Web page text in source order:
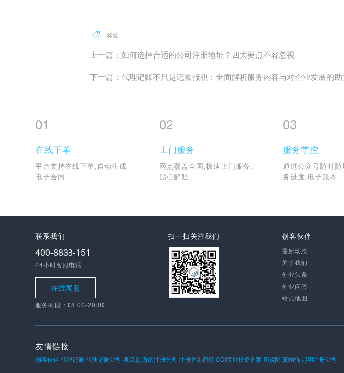
标签：
上一篇：如何选择合适的公司注册地址？四大要点不容忽视
下一篇：代理记账不只是记账报税：全面解析服务内容与对企业发展的助
01
在线下单
平台支持在线下单,自动生成
电子合同
02
上门服务
网点覆盖全国,极速上门服务.
贴心解疑
03
服务掌控
通过公众号随时随
务进度,电子账本
联系我们
400-8838-151
24小时客服电话
在线客服
服务时段：08:00-20:00
扫一扫关注我们 创客伙伴
最新动态
关于我们
创业头条
创业问答
站点地图
友情链接
创客伙伴代理记账 代理记账公司 项目总 海南注册公司 注册香港商标ODI境外投资备案 历说网 宠物猫 昆明注册公司